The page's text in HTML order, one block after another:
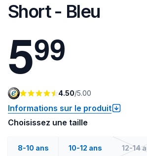
Short - Bleu
599
4.50/5.00
Informations sur le produit
Choisissez une taille
8-10 ans 10-12 ans 12-14